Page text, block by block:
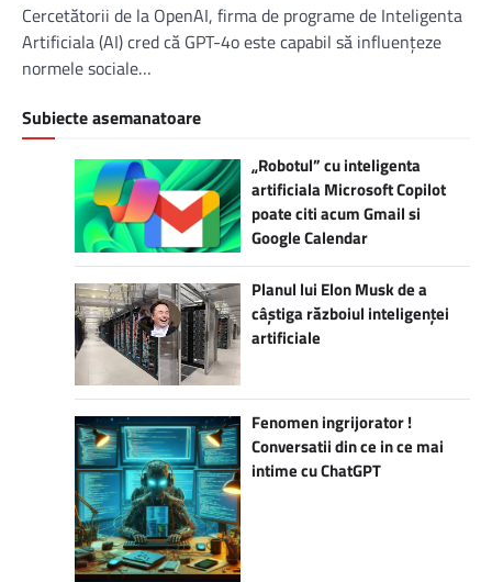
Cercetătorii de la OpenAI, firma de programe de Inteligenta
Artificiala (AI) cred că GPT-4o este capabil să influențeze
normele sociale…
Subiecte asemanatoare
„Robotul” cu inteligenta
artificiala Microsoft Copilot
poate citi acum Gmail si
Google Calendar
Planul lui Elon Musk de a
câștiga războiul inteligenței
artificiale
Fenomen ingrijorator !
Conversatii din ce in ce mai
intime cu ChatGPT